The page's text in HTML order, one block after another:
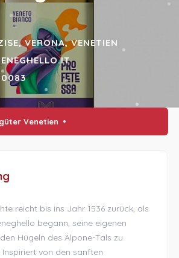
VERONA, VENETIEN
Venetien
reicht bis ins Jahr 1536 zurück, als
begann, seine eigenen
Hügeln des Alpone-Tals zu
von den sanften